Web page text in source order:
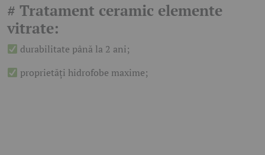
# Tratament ceramic elemente
vitrate:
durabilitate până la 2 ani;
proprietăți hidrofobe maxime;